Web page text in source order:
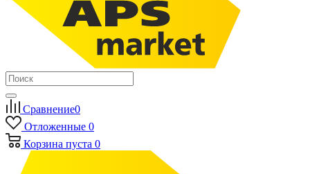
Сравнение0
Отложенные 0
Корзина пуста 0